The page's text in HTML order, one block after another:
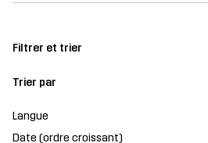
Filtrer et trier
Trier par
Langue
Date (ordre croissant)